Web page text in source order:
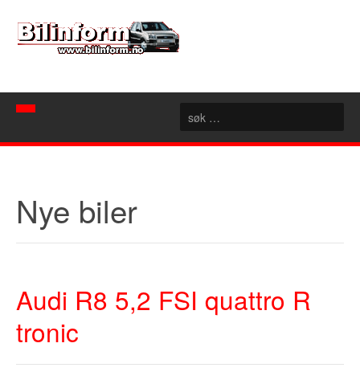
Nyheter
Artikler
Motorsport
Nyttige sider
Akershus
Aust Agder
Rubrikk
Forum
Nye biler
Audi R8 5,2 FSI quattro R
tronic